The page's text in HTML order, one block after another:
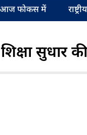
आज फोकस में राष्ट्रीय
सुधार